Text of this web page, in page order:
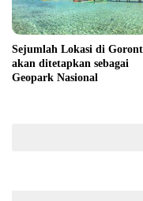
Sejumlah Lokasi di
akan ditetapkan sebagai
Geopark Nasional